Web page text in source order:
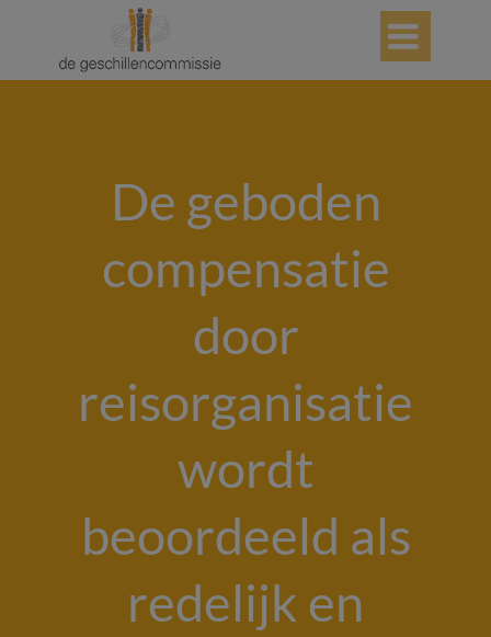

De geboden
compensatie
door
reisorganisatie
wordt
beoordeeld als
redelijk en